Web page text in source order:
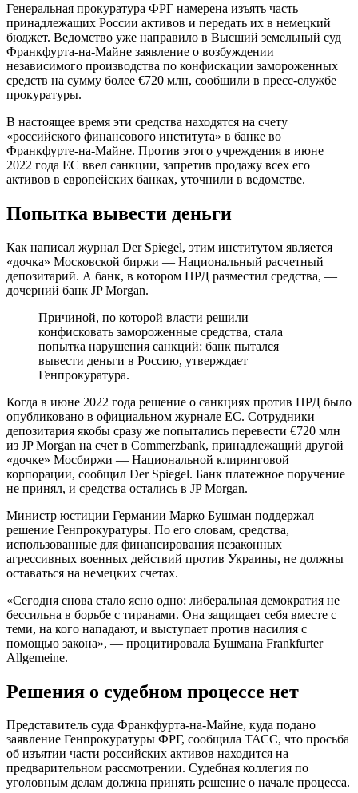
Генеральная прокуратура ФРГ намерена изъять часть
принадлежащих России активов и передать их в немецкий
бюджет. Ведомство уже направило в Высший земельный суд
Франкфурта-на-Майне заявление о возбуждении
независимого производства по конфискации замороженных
средств на сумму более €720 млн, сообщили в пресс-службе
прокуратуры.
В настоящее время эти средства находятся на счету
«российского финансового института» в банке во
Франкфурте-на-Майне. Против этого учреждения в июне
2022 года ЕС ввел санкции, запретив продажу всех его
активов в европейских банках, уточнили в ведомстве.
Попытка вывести деньги
Как написал журнал Der Spiegel​​, этим институтом является
«дочка» Московской биржи — Национальный расчетный
депозитарий. А банк, в котором НРД разместил средства, —
дочерний банк JP Morgan.
Причиной, по которой власти решили
конфисковать замороженные средства, стала
попытка нарушения санкций: банк пытался
вывести деньги в Россию, утверждает
Генпрокуратура.
Когда в июне 2022 года решение о санкциях против НРД было
опубликовано в официальном журнале ЕС. Сотрудники
депозитария якобы сразу же попытались перевести €720 млн
из JP Morgan на счет в Commerzbank, принадлежащий другой
«дочке» Мосбиржи — Национальной клиринговой
корпорации, сообщил Der Spiegel. Банк платежное поручение
не принял, и средства остались в JP Morgan.
Министр юстиции Германии Марко Бушман поддержал
решение Генпрокуратуры. По его словам, средства,
использованные для финансирования незаконных
агрессивных военных действий против Украины, не должны
оставаться на немецких счетах.
«Сегодня снова стало ясно одно: либеральная демократия не
бессильна в борьбе с тиранами. Она защищает себя вместе с
теми, на кого нападают, и выступает против насилия с
помощью закона», — процитировала Бушмана Frankfurter
Allgemeine.
Решения о судебном процессе нет
Представитель суда Франкфурта-на-Майне, куда подано
заявление Генпрокуратуры ФРГ, сообщила ТАСС, что просьба
об изъятии части российских активов находится на
предварительном рассмотрении. Судебная коллегия по
уголовным делам должна принять решение о начале процесса.